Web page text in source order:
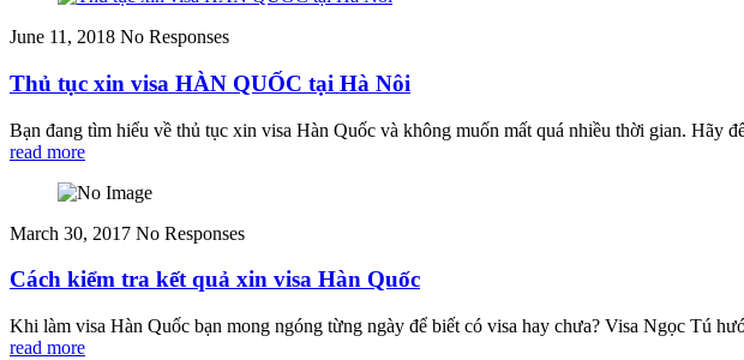
June 11, 2018 No Responses
Thủ tục xin visa HÀN QUỐC tại Hà Nôi
Bạn đang tìm hiểu về thủ tục xin visa Hàn Quốc và không muốn mất quá nhiều thời gian. Hãy
read more
March 30, 2017 No Responses
Cách kiểm tra kết quả xin visa Hàn Quốc
Khi làm visa Hàn Quốc bạn mong ngóng từng ngày để biết có visa hay chưa? Visa Ngọc Tú
read more